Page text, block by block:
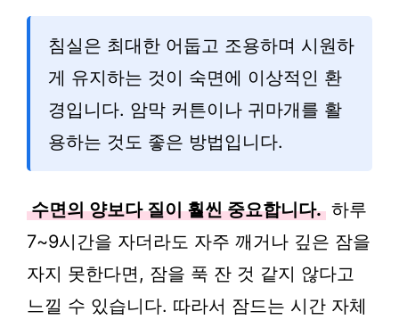
침실은 최대한 어둡고 조용하며 시원하
게 유지하는 것이 숙면에 이상적인 환
경입니다. 암막 커튼이나 귀마개를 활
용하는 것도 좋은 방법입니다.
수면의 양보다 질이 훨씬 중요합니다. 하루
7~9시간을 자더라도 자주 깨거나 깊은 잠을
자지 못한다면, 잠을 푹 잔 것 같지 않다고
느낄 수 있습니다. 따라서 잠드는 시간 자체